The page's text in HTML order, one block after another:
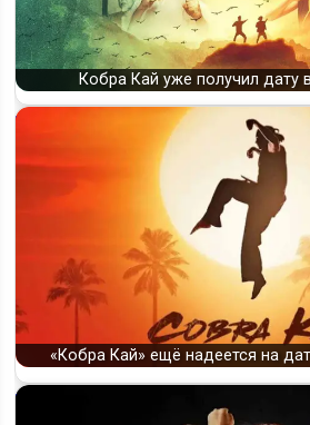
Кобра Кай уже получил дату
«Кобра Кай» ещё надеется на